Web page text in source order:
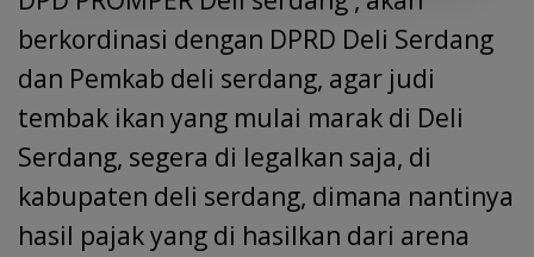
berkordinasi dengan DPRD Deli Serdang
dan Pemkab deli serdang, agar judi
tembak ikan yang mulai marak di Deli
Serdang, segera di legalkan saja, di
kabupaten deli serdang, dimana nantinya
hasil pajak yang di hasilkan dari arena